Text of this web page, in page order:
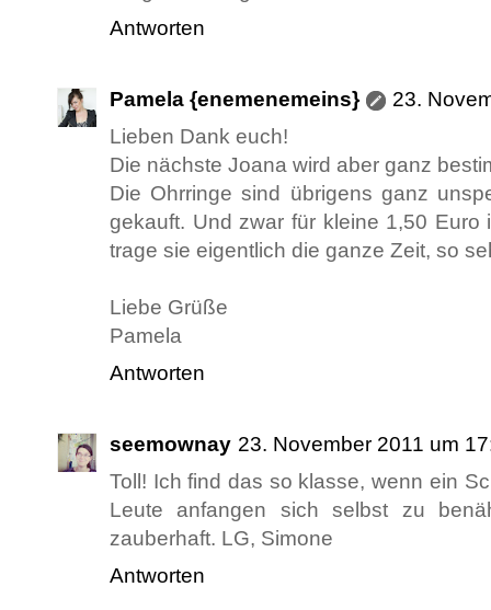
Antworten
Pamela {enemenemeins}
23.
Lieben Dank euch!
Die nächste Joana wird aber ganz
Die Ohrringe sind übrigens ganz
gekauft. Und zwar für kleine 1,50
trage sie eigentlich die ganze Zeit, so
Liebe Grüße
Pamela
Antworten
seemownay 23. November 2011 um
Toll! Ich find das so klasse, wenn ein
Leute anfangen sich selbst zu
zauberhaft. LG, Simone
Antworten